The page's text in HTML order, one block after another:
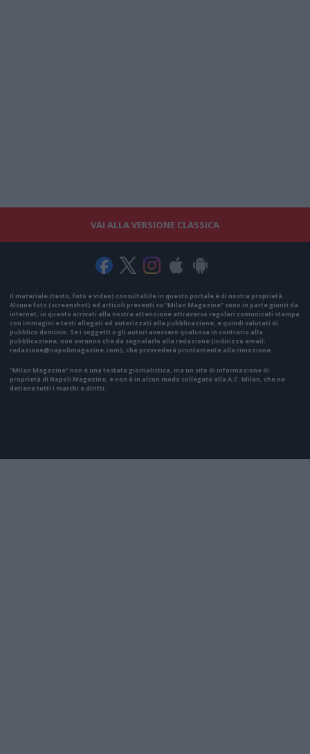
VAI ALLA VERSIONE CLASSICA
Il materiale (testo, foto e video) consultabile in questo portale è di nostra proprietà.
Alcune foto (screenshot) ed articoli presenti su "Milan Magazine" sono in parte giunti da
internet, in quanto arrivati alla nostra attenzione attraverso regolari comunicati stampa
con immagini e testi allegati ed autorizzati alla pubblicazione, e quindi valutati di
pubblico dominio. Se i soggetti o gli autori avessero qualcosa in contrario alla
pubblicazione, non avranno che da segnalarlo alla redazione (indirizzo email:
redazione@napolimagazine.com), che provvederà prontamente alla rimozione.
"Milan Magazine" non è una testata giornalistica, ma un sito di informazione di
proprietà di Napoli Magazine, e non è in alcun modo collegato alla A.C. Milan, che ne
detiene tutti i marchi e diritti.